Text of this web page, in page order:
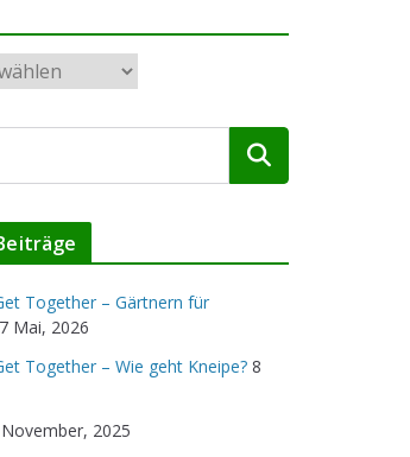
Together – Gärtnern für
Mai, 2026
Together – Wie geht Kneipe? 8
2025